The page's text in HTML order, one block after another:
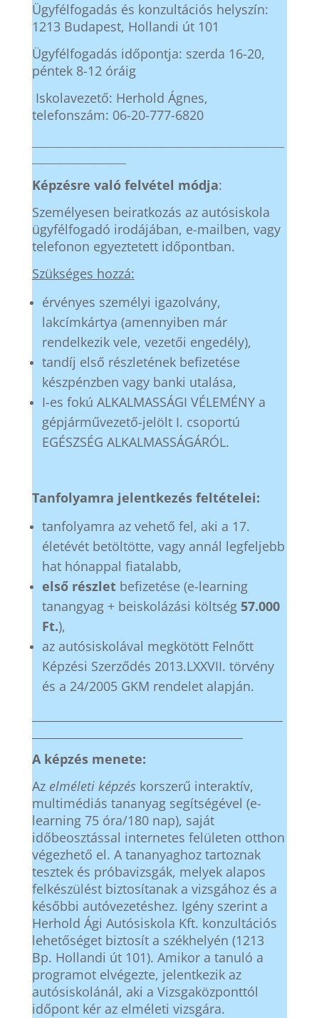
Ügyfélfogadás és konzultációs helyszín:
1213 Budapest, Hollandi út 101
Ügyfélfogadás időpontja: szerda 16-20,
péntek 8-12 óráig
Iskolavezető: Herhold Ágnes,
telefonszám: 06-20-777-6820
Képzésre való felvétel módja:
Személyesen beiratkozás az autósiskola
ügyfélfogadó irodájában, e-mailben, vagy
telefonon egyeztetett időpontban.
Szükséges hozzá:
érvényes személyi igazolvány,
lakcímkártya (amennyiben már
rendelkezik vele, vezetői engedély),
tandíj első részletének befizetése
készpénzben vagy banki utalása,
I-es fokú ALKALMASSÁGI VÉLEMÉNY a
gépjárművezető-jelölt I. csoportú
EGÉSZSÉG ALKALMASSÁGÁRÓL.
Tanfolyamra jelentkezés feltételei:
tanfolyamra az vehető fel, aki a 17.
életévét betöltötte, vagy annál legfeljebb
hat hónappal fiatalabb,
első részletbefizetése (e-learning
tanangyag + beiskolázási költség 57.000
Ft.),
az autósiskolával megkötött Felnőtt
Képzési Szerződés 2013.LXXVII. törvény
és a 24/2005 GKM rendelet alapján.
A képzés menete:
Az elméleti képzés korszerű interaktív,
multimédiás tananyag segítségével (e-
learning 75 óra/180 nap), saját
időbeosztással internetes felületen otthon
végezhető el. A tananyaghoz tartoznak
tesztek és próbavizsgák, melyek alapos
felkészülést biztosítanak a vizsgához és a
későbbi autóvezetéshez. Igény szerint a
Herhold Ági Autósiskola Kft. konzultációs
lehetőséget biztosít a székhelyén (1213
Bp. Hollandi út 101). Amikor a tanuló a
programot elvégezte, jelentkezik az
autósiskolánál, aki a Vizsgaközponttól
időpont kér az elméleti vizsgára.